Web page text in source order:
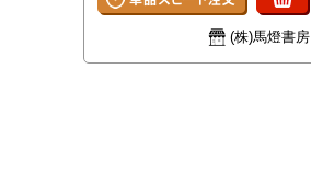
(株)馬燈書房